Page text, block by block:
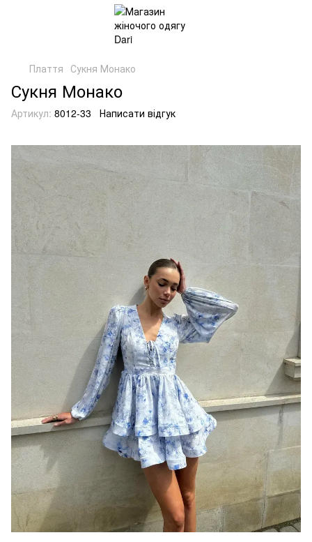
Плаття Сукня Монако
Сукня Монако
Артикул: 8012-33 Написати відгук